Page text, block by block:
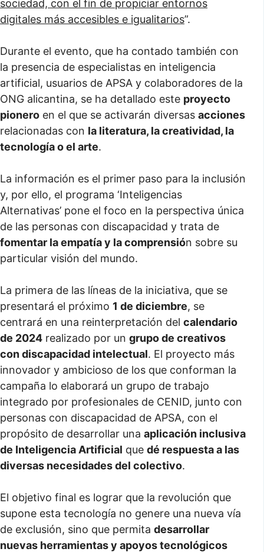
sociedad, con el fin de propiciar entornos
digitales más accesibles e igualitarios”.
Durante el evento, que ha contado también con
la presencia de especialistas en inteligencia
artificial, usuarios de APSA y colaboradores de la
ONG alicantina, se ha detallado este proyecto
pionero en el que se activarán diversas acciones
relacionadas con la literatura, la creatividad, la
tecnología o el arte.
La información es el primer paso para la inclusión
y, por ello, el programa ‘Inteligencias
Alternativas’ pone el foco en la perspectiva única
de las personas con discapacidad y trata de
fomentar la empatía y la comprensión sobre su
particular visión del mundo.
La primera de las líneas de la iniciativa, que se
presentará el próximo 1 de diciembre, se
centrará en una reinterpretación del calendario
de 2024 realizado por un grupo de creativos
con discapacidad intelectual. El proyecto más
innovador y ambicioso de los que conforman la
campaña lo elaborará un grupo de trabajo
integrado por profesionales de CENID, junto con
personas con discapacidad de APSA, con el
propósito de desarrollar una aplicación inclusiva
de Inteligencia Artificial que dé respuesta a las
diversas necesidades del colectivo.
El objetivo final es lograr que la revolución que
supone esta tecnología no genere una nueva vía
de exclusión, sino que permita desarrollar
nuevas herramientas y apoyos tecnológicos